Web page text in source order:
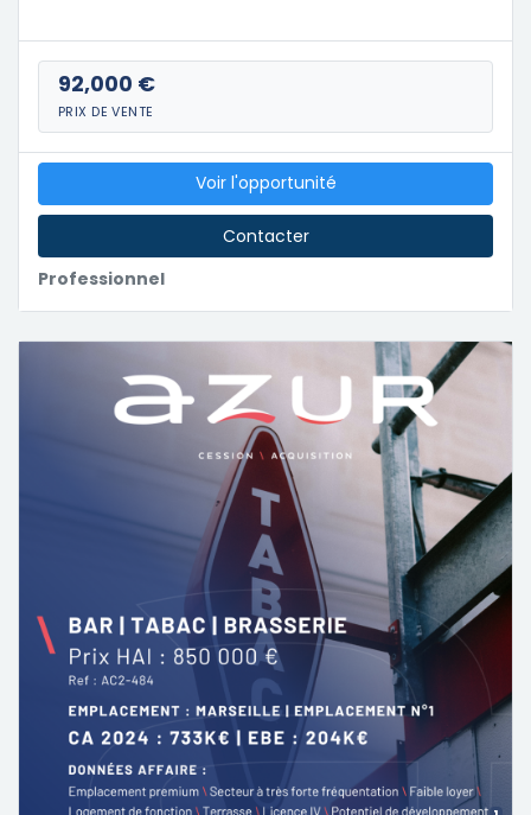
92,000 €
PRIX DE VENTE
Professionnel
Voir l'opportunité
Contacter